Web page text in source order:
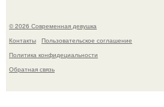
© 2026 Современная девушка
Контакты
Пользовательское соглашение
Политика конфидециальности
Обратная связь